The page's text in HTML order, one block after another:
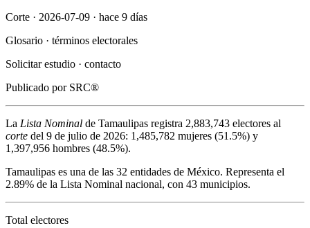
Corte · 2026-07-09 · hace 9 días
Glosario · términos electorales
Solicitar estudio · contacto
Publicado por SRC®
La Lista Nominal de Tamaulipas registra 2,883,743 electores al
corte del 9 de julio de 2026: 1,485,782 mujeres (51.5%) y
1,397,956 hombres (48.5%).
Tamaulipas es una de las 32 entidades de México. Representa el
2.89% de la Lista Nominal nacional, con 43 municipios.
Total electores